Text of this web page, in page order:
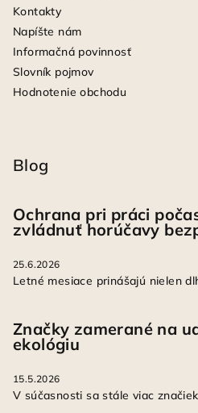
Kontakty
Napíšte nám
Informačná povinnosť
Slovník pojmov
Hodnotenie obchodu
Blog
Ochrana pri práci
zvládnuť horúčavy
25.6.2026
Letné mesiace prinášajú nielen
Značky zamerané na
ekológiu
15.5.2026
V súčasnosti sa stále viac